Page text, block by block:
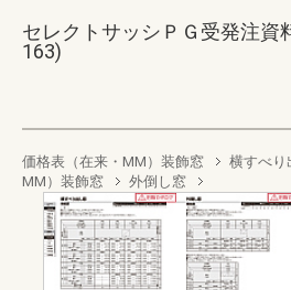
セレクトサッシＰＧ受発注資
163)
価格表（在来・MM）装飾窓 横すべり
MM）装飾窓
外倒し窓